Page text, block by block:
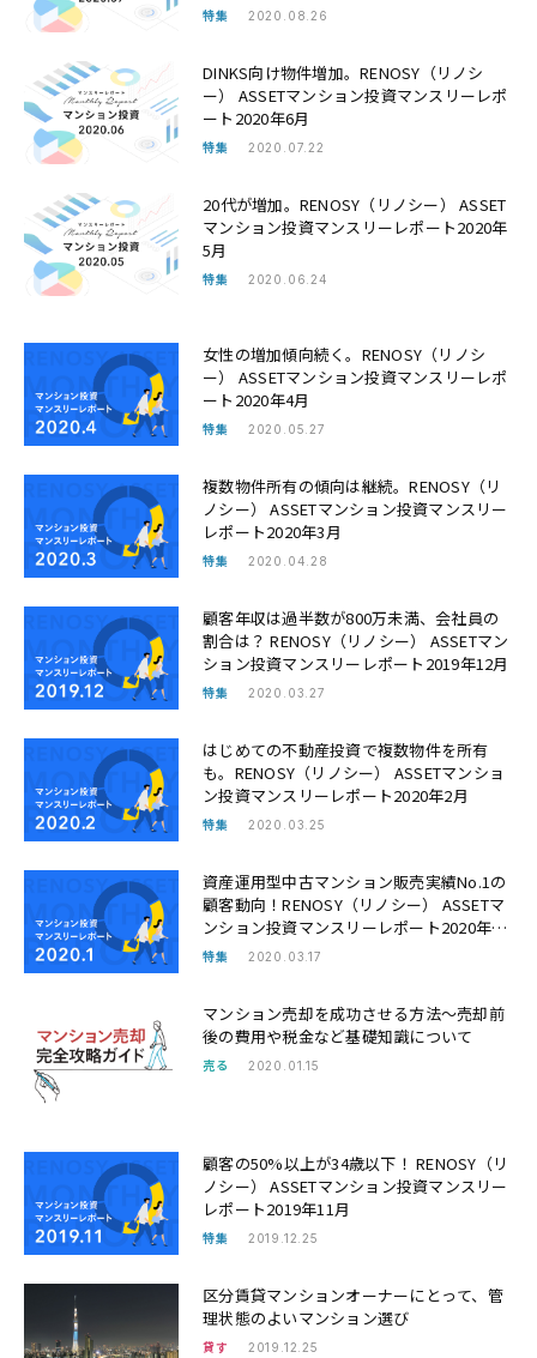
特集 2020.08.26
DINKS向け物件増加。RENOSY（リノシ
ー） ASSETマンション投資マンスリーレポ
ート2020年6月
特集 2020.07.22
20代が増加。RENOSY（リノシー） ASSET
マンション投資マンスリーレポート2020年
5月
特集 2020.06.24
女性の増加傾向続く。RENOSY（リノシ
ー） ASSETマンション投資マンスリーレポ
ート2020年4月
特集 2020.05.27
複数物件所有の傾向は継続。RENOSY（リ
ノシー） ASSETマンション投資マンスリー
レポート2020年3月
特集 2020.04.28
顧客年収は過半数が800万未満、会社員の
割合は？ RENOSY（リノシー） ASSETマン
ション投資マンスリーレポート2019年12月
特集 2020.03.27
はじめての不動産投資で複数物件を所有
も。RENOSY（リノシー） ASSETマンショ
ン投資マンスリーレポート2020年2月
特集 2020.03.25
資産運用型中古マンション販売実績No.1の
顧客動向！RENOSY（リノシー） ASSETマ
ンション投資マンスリーレポート2020年1
月
特集 2020.03.17
マンション売却を成功させる方法〜売却前
後の費用や税金など基礎知識について
売る 2020.01.15
顧客の50%以上が34歳以下！ RENOSY（リ
ノシー） ASSETマンション投資マンスリー
レポート2019年11月
特集 2019.12.25
区分賃貸マンションオーナーにとって、管
理状態のよいマンション選び
貸す 2019.12.25